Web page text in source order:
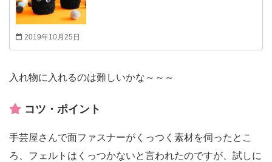
2019年10月25日
入れ物に入れるのは難しいかな～～～
コツ・ポイント
手芸屋さんで面ファスナーがくっつく素材を伺ったとこ
ろ、フェルトはくっつかないと言われたのですが、試しに